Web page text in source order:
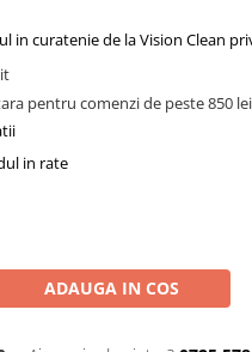
in curatenie de la Vision Clean
pentru comenzi de peste 850
in rate
ADAUGA IN COS